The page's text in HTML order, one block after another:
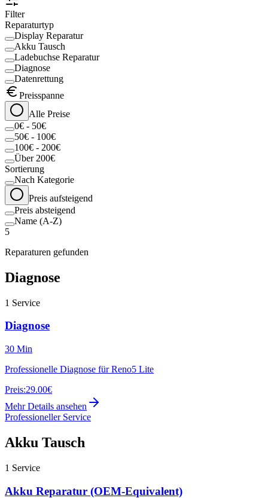
Filter
Reparaturtyp
Display Reparatur
Akku Tausch
Ladebuchse Reparatur
Diagnose
Datenrettung
Preisspanne
Alle Preise
0€ - 50€
50€ - 100€
100€ - 200€
Über 200€
Sortierung
Nach Kategorie
Preis aufsteigend
Preis absteigend
Name (A-Z)
5
Reparaturen gefunden
Diagnose
1 Service
Diagnose
30 Min
Professionelle Diagnose für Reno5 Lite
Preis:29.00€
Mehr Details ansehen
Professioneller Service
Akku Tausch
1 Service
Akku Reparatur (OEM-Equivalent)